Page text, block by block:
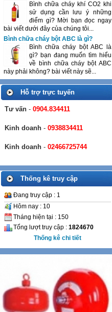
Bình chữa cháy khí CO2 khi
sử dụng cần lưu ý những
điểm gì? Mời bạn đọc ngay
bài viết dưới đây của chúng tôi...
Bình chữa cháy bột ABC là gì?
Bình chữa cháy bột ABC là
gì? bạn đang muốn tìm hiểu
về bình chữa cháy bột ABC
này phải không? bài viết này sẽ...
Hỗ trợ trực tuyến
Tư vấn - 0904.834411
Kinh doanh - 0938834411
Kinh doanh - 02466725744
Thống kê truy cập
Đang truy cập : 1
Hôm nay : 10
Tháng hiện tại : 150
Tổng lượt truy cập : 1824670
Thống kê chi tiết